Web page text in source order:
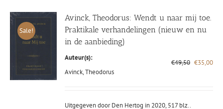
Sale!
Avinck, Theodorus: Wendt u naar mij toe.
Praktikale verhandelingen (nieuw en nu
in de aanbieding)
Auteur(s):
Avinck, Theodorus
€49,50 €35,00
Uitgegeven door Den Hertog in 2020, 517 blz..